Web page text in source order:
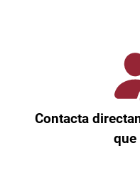
Contacta
que